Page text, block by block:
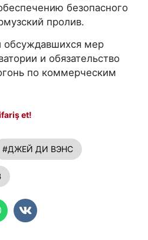
безопасного
пролив.
обсуждавшихся мер
и обязательство
по коммерческим
et!
#ДЖЕЙ ДИ ВЭНС